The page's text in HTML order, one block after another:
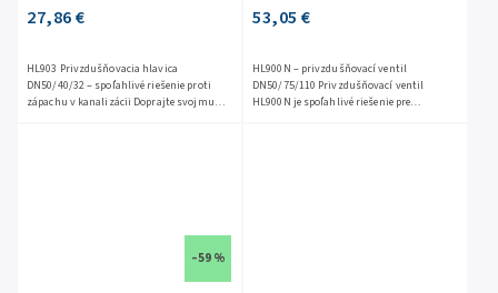
27,86 €
HL903 Privzdušňovacia hlavica
DN50/40/32 – spoľahlivé riešenie proti
zápachu v kanalizácii Doprajte svojmu
53,05 €
HL900N – privzdušňovací ventil
DN50/75/110 Privzdušňovací ventil
HL900N je spoľahlivé riešenie pre
–59 %